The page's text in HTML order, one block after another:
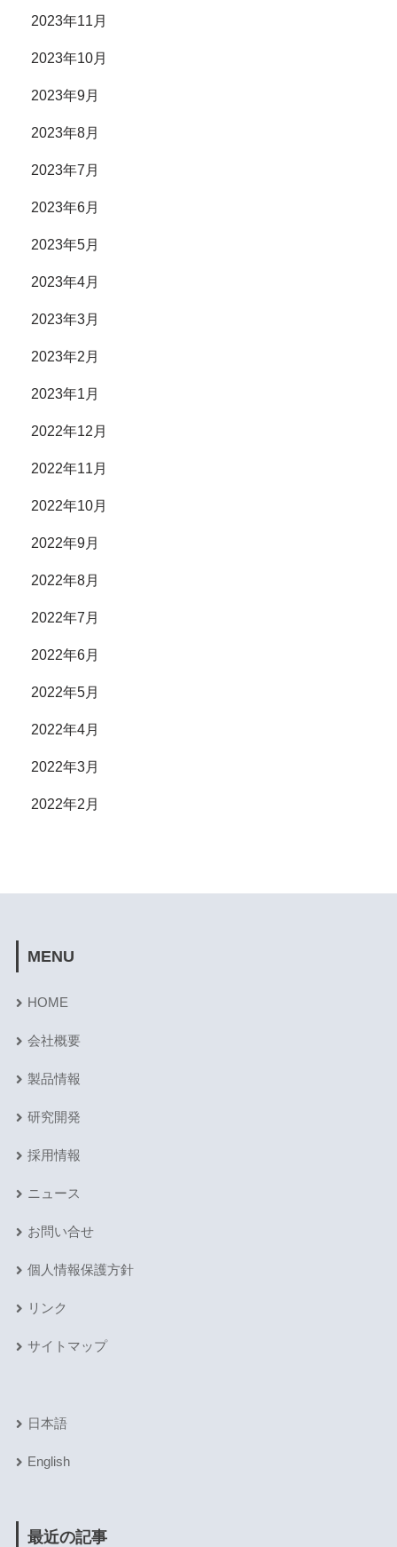
2023年11月
2023年10月
2023年9月
2023年8月
2023年7月
2023年6月
2023年5月
2023年4月
2023年3月
2023年2月
2023年1月
2022年12月
2022年11月
2022年10月
2022年9月
2022年8月
2022年7月
2022年6月
2022年5月
2022年4月
2022年3月
2022年2月
MENU
HOME
会社概要
製品情報
研究開発
採用情報
ニュース
お問い合せ
個人情報保護方針
リンク
サイトマップ
日本語
English
最近の記事